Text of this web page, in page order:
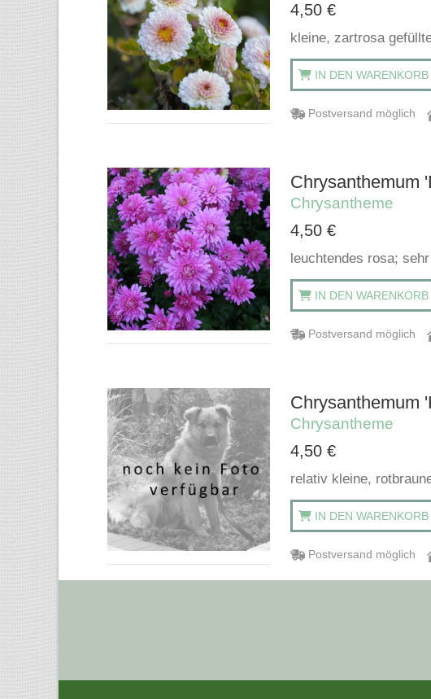
4,50 €
kleine, zartrosa
IN DEN WARENKORB
Postversand möglich
Chrysanthemum
Chrysantheme
4,50 €
leuchtendes rosa;
IN DEN WARENKORB
Postversand möglich
Chrysanthemum
Chrysantheme
4,50 €
relativ kleine,
IN DEN WARENKORB
Postversand möglich